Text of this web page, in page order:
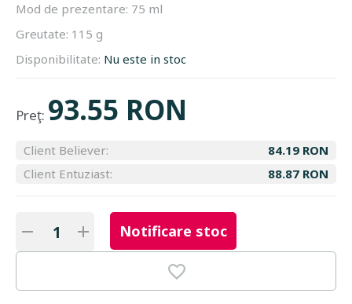
Mod de prezentare: 75 ml
Greutate: 115 g
Disponibilitate: Nu este in stoc
Preţ: 93.55 RON
Client Believer:
84.19 RON
Client Entuziast:
88.87 RON
Notificare stoc